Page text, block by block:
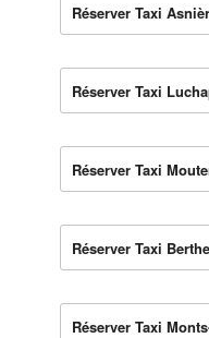
Réserver Taxi
Réserver Taxi
Réserver Taxi
Réserver Taxi
Réserver Taxi